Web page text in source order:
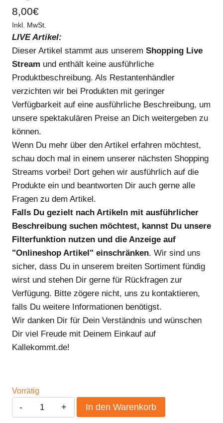
8,00€
Inkl. MwSt.
LIVE Artikel:
Dieser Artikel stammt aus unserem Shopping Live
Stream und enthält keine ausführliche
Produktbeschreibung. Als Restantenhändler
verzichten wir bei Produkten mit geringer
Verfügbarkeit auf eine ausführliche Beschreibung, um
unsere spektakulären Preise an Dich weitergeben zu
können.
Wenn Du mehr über den Artikel erfahren möchtest,
schau doch mal in einem unserer nächsten Shopping
Streams vorbei! Dort gehen wir ausführlich auf die
Produkte ein und beantworten Dir auch gerne alle
Fragen zu dem Artikel.
Falls Du gezielt nach Artikeln mit ausführlicher
Beschreibung suchen möchtest, kannst Du unsere
Filterfunktion nutzen und die Anzeige auf
"Onlineshop Artikel" einschränken. Wir sind uns
sicher, dass Du in unserem breiten Sortiment fündig
wirst und stehen Dir gerne für Rückfragen zur
Verfügung. Bitte zögere nicht, uns zu kontaktieren,
falls Du weitere Informationen benötigst.
Wir danken Dir für Dein Verständnis und wünschen
Dir viel Freude mit Deinem Einkauf auf
Kallekommt.de!
Vorrätig
Treat
Conditioner
In den Warenkorb